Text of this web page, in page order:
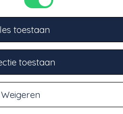
: 22
: 28
Weigeren
toestaan
toestaan